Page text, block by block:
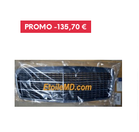
PROMO -135,70 €